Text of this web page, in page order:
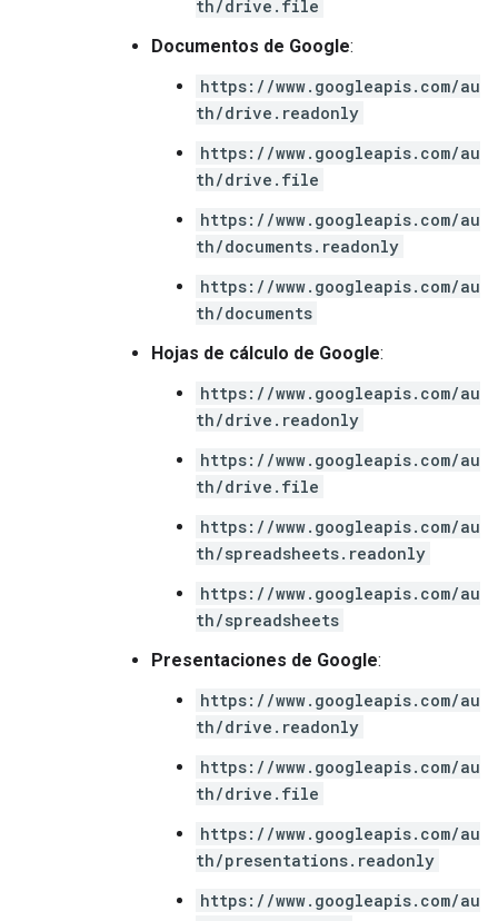
th/drive.file
Documentos de Google:
https://www.googleapis.com/au
th/drive.readonly
https://www.googleapis.com/au
th/drive.file
https://www.googleapis.com/au
th/documents.readonly
https://www.googleapis.com/au
th/documents
Hojas de cálculo de Google:
https://www.googleapis.com/au
th/drive.readonly
https://www.googleapis.com/au
th/drive.file
https://www.googleapis.com/au
th/spreadsheets.readonly
https://www.googleapis.com/au
th/spreadsheets
Presentaciones de Google:
https://www.googleapis.com/au
th/drive.readonly
https://www.googleapis.com/au
th/drive.file
https://www.googleapis.com/au
th/presentations.readonly
https://www.googleapis.com/au